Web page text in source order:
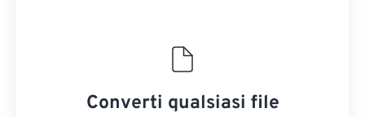
Converti qualsiasi file